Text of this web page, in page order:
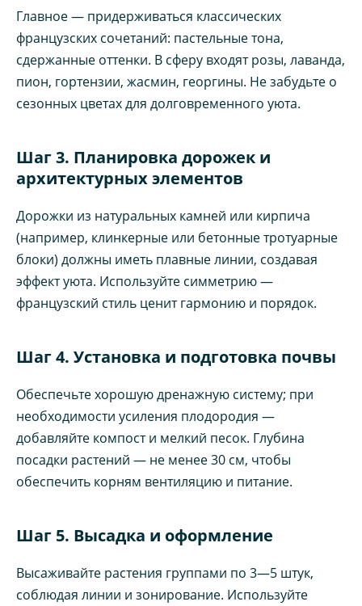
Главное — придерживаться классических
французских сочетаний: пастельные тона,
сдержанные оттенки. В сферу входят розы, лаванда,
пион, гортензии, жасмин, георгины. Не забудьте о
сезонных цветах для долговременного уюта.
Шаг 3. Планировка дорожек и
архитектурных элементов
Дорожки из натуральных камней или кирпича
(например, клинкерные или бетонные тротуарные
блоки) должны иметь плавные линии, создавая
эффект уюта. Используйте симметрию —
французский стиль ценит гармонию и порядок.
Шаг 4. Установка и подготовка почвы
Обеспечьте хорошую дренажную систему; при
необходимости усиления плодородия —
добавляйте компост и мелкий песок. Глубина
посадки растений — не менее 30 см, чтобы
обеспечить корням вентиляцию и питание.
Шаг 5. Высадка и оформление
Высаживайте растения группами по 3—5 штук,
соблюдая линии и зонирование. Используйте